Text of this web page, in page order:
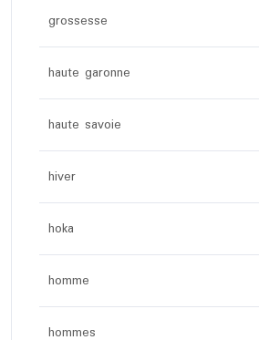
grossesse
haute garonne
haute savoie
hiver
hoka
homme
hommes